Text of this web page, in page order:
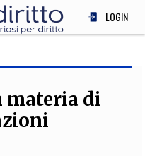
LOGIN
materia di